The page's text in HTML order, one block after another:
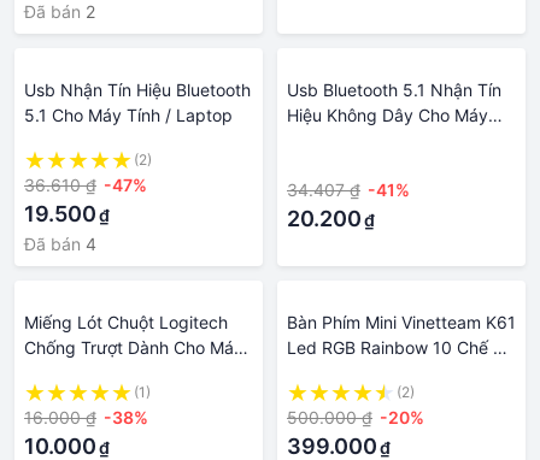
Đã bán 2
Usb Nhận Tín Hiệu Bluetooth
5.1 Cho Máy Tính / Laptop
(2)
36.610 ₫ -47%
19.500₫
Đã bán 4
Usb Bluetooth 5.1 Nhận Tín
Hiệu Không Dây Cho Máy
34.407 ₫ -41%
20.200₫
Miếng Lót Chuột Logitech
Chống Trượt Dành Cho Máy
(1)
16.000 ₫ -38%
10.000₫
Bàn Phím Mini Vinetteam K61
Led RGB Rainbow 10 Chế Độ
Phím Bấm Êm Dùng Cho Máy
Tính Laptop PC - Hàng
Chính Hãng
(2)
500.000 ₫ -20%
399.000₫